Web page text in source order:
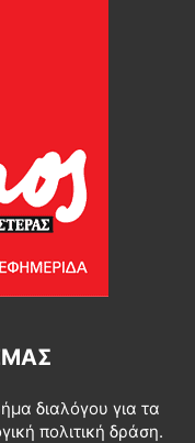
διαλόγου για τα
πολιτική δράση.